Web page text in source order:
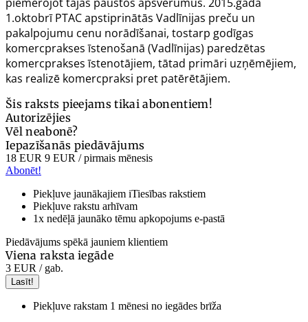
1.oktobrī PTAC apstiprinātās Vadlīnijas preču un
pakalpojumu cenu norādīšanai, tostarp godīgas
komercprakses īstenošanā (Vadlīnijas) paredzētas
komercprakses īstenotājiem, tātad primāri uzņēmējiem,
kas realizē komercpraksi pret patērētājiem.
Šis raksts pieejams tikai abonentiem!
Autorizējies
Vēl neabonē?
Iepazīšanās piedāvājums
18 EUR 9 EUR / pirmais mēnesis
Abonēt!
Piekļuve jaunākajiem iTiesības rakstiem
Piekļuve rakstu arhīvam
1x nedēļā jaunāko tēmu apkopojums e-pastā
Piedāvājums spēkā jauniem klientiem
Viena raksta iegāde
3 EUR / gab.
Lasīt!
Piekļuve rakstam 1 mēnesi no iegādes brīža